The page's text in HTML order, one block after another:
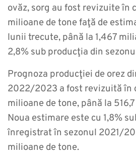
ovăz, sorg au fost revizuite în
milioane de tone faţă de
lunii trecute, până la 1,467
2,8% sub producţia din
Prognoza producţiei de orez
2022/2023 a fost revizuită în
milioane de tone, până la
Noua estimare este cu 1,8%
înregistrat în sezonul 2021/
milioane de tone.